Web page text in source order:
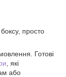
просто
Готові
, які
або